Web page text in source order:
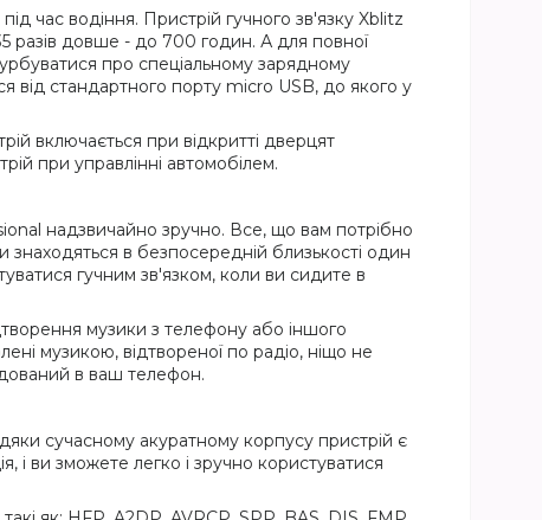
час водіння. Пристрій гучного зв'язку Xblitz
разів довше - до 700 годин. А для повної
про спеціальному зарядному
від стандартного порту micro USB, до якого у
включається при відкритті дверцят
при управлінні автомобілем.
надзвичайно зручно. Все, що вам потрібно
в безпосередній близькості один
гучним зв'язком, коли ви сидите в
музики з телефону або іншого
музикою, відтвореної по радіо, ніщо не
в ваш телефон.
сучасному акуратному корпусу пристрій є
і ви зможете легко і зручно користуватися